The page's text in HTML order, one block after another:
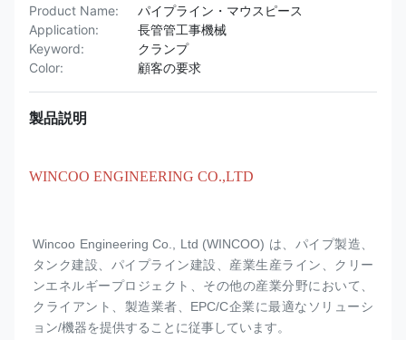
Product Name:
パイプライン・マウスピース
Application:
長管管工事機械
Keyword:
クランプ
Color:
顧客の要求
製品説明
WINCOO ENGINEERING CO.,LTD
Wincoo Engineering Co., Ltd (WINCOO) は、パイプ製造、
タンク建設、パイプライン建設、産業生産ライン、クリー
ンエネルギープロジェクト、その他の産業分野において、
クライアント、製造業者、EPC/C企業に最適なソリューシ
ョン/機器を提供することに従事しています。